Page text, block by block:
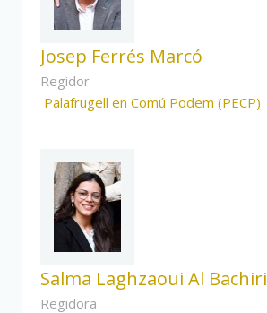
Josep Ferrés Marcó
Regidor
Palafrugell en Comú Podem (PECP)
Salma Laghzaoui Al Bachiri
Regidora